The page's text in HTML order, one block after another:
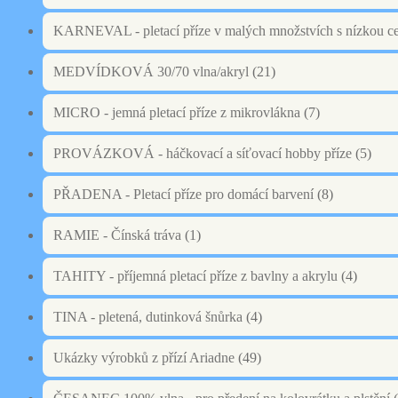
KARNEVAL - pletací příze v malých množstvích s nízkou
MEDVÍDKOVÁ 30/70 vlna/akryl (21)
MICRO - jemná pletací příze z mikrovlákna (7)
PROVÁZKOVÁ - háčkovací a síťovací hobby příze (5)
PŘADENA - Pletací příze pro domácí barvení (8)
RAMIE - Čínská tráva (1)
TAHITY - příjemná pletací příze z bavlny a akrylu (4)
TINA - pletená, dutinková šnůrka (4)
Ukázky výrobků z přízí Ariadne (49)